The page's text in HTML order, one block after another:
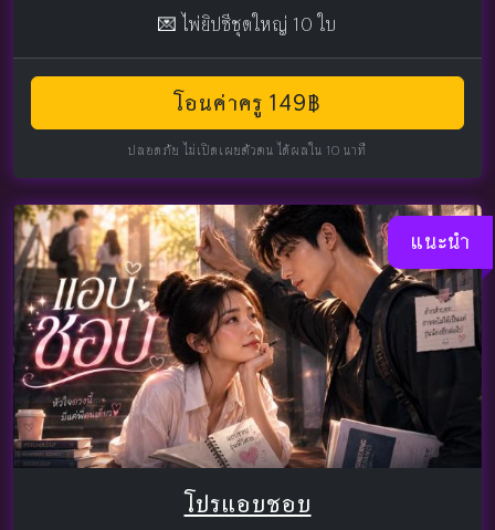
💌 ไพ่ยิปซีชุดใหญ่ 10 ใบ
โอนค่าครู 149฿
ปลอดภัย ไม่เปิดเผยตัวตน ได้ผลใน 10 นาที
แนะนำ
โปรแอบชอบ